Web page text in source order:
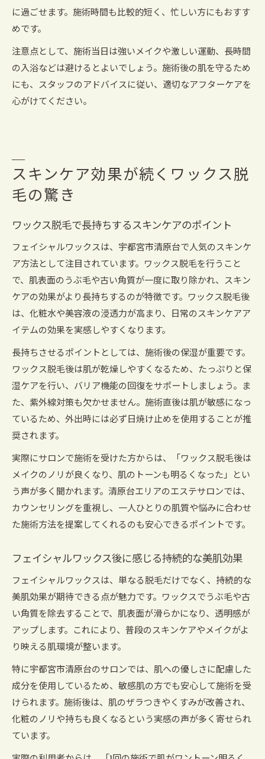
に過ごせます。施術時間も比較的短く、忙しい方にもおすす
めです。
注意点として、施術当日は強いメイクや激しい運動、長時間
の入浴などは避けるとよいでしょう。施術後の肌を守るため
にも、スタッフのアドバイスに従い、適切なアフターケアを
心がけてください。
スキンケア効果が続くワックス脱
毛の驚き
ワックス脱毛で長持ちするスキンケアのポイント
フェイシャルワックスは、宇都宮市清原台で人気のスキンケ
ア方法として注目されています。ワックス脱毛を行うこと
で、肌表面のうぶ毛や古い角質が一度に取り除かれ、スキン
ケアの効果がより長持ちするのが特徴です。ワックス脱毛後
は、化粧水や美容液の浸透力が高まり、日常のスキンケアア
イテムの効果を実感しやすくなります。
長持ちさせるポイントとしては、施術後の保湿が重要です。
ワックス脱毛後は肌が乾燥しやすくなるため、たっぷりと保
湿ケアを行い、バリア機能の回復をサポートしましょう。ま
た、紫外線対策も欠かせません。施術直後は肌が敏感になっ
ているため、外出時には必ず日焼け止めを使用することが推
奨されます。
実際にサロンで施術を受けた方からは、「ワックス脱毛後は
メイクのノリが良くなり、肌のトーンも明るくなった」とい
う声が多く聞かれます。清原台エリアのエステサロンでは、
カウンセリングを重視し、一人ひとりの肌質や悩みに合わせ
た施術方法を提案してくれるのも安心できるポイントです。
フェイシャルワックス後に感じる持続的な美肌効果
フェイシャルワックスは、単なる脱毛だけでなく、持続的な
美肌効果が期待できる点が魅力です。ワックスでうぶ毛や古
い角質を除去することで、肌表面が滑らかになり、透明感が
アップします。これにより、普段のスキンケアやメイクがよ
り映える肌環境が整います。
特に宇都宮市清原台のサロンでは、肌への優しさに配慮した
成分を使用しているため、敏感肌の方でも安心して施術を受
けられます。施術後は、肌のザラつきやくすみが改善され、
化粧のノリや持ちも良くなるという実感の声が多く寄せられ
ています。